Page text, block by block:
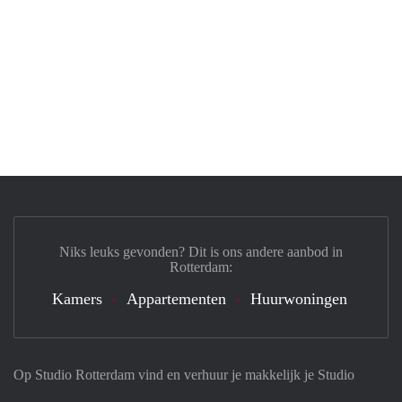
Op Studio Rotterdam vind en verhuur je makkelijk je Studio
Niks leuks gevonden? Dit is ons andere aanbod in
Rotterdam:
Kamers Appartementen Huurwoningen